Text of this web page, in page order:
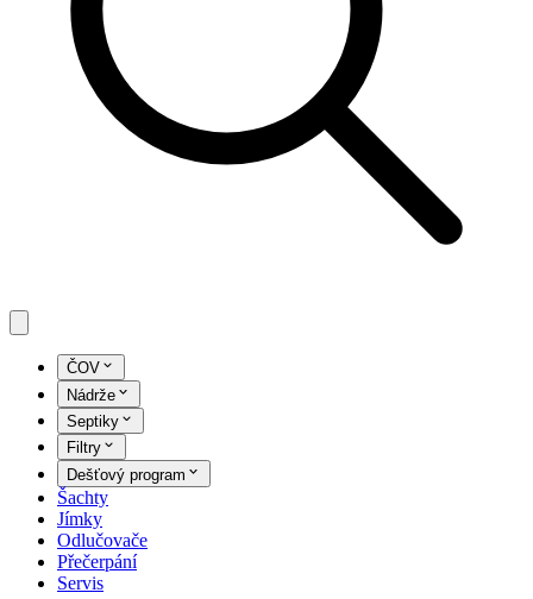
ČOV
Nádrže
Septiky
Filtry
Dešťový program
Šachty
Jímky
Odlučovače
Přečerpání
Servis